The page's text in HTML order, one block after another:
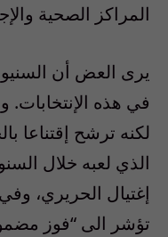
المراكز الصحية
يرى العض أن
في هذه الإنتخابات.
لكنه ترشح إقتناعا
الذي لعبه خلال
إغتيال الحريري،
تؤشر الى “فوز